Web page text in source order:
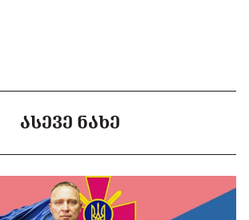
ᲐᲡᲔᲕᲔ ᲜᲐᲮᲔ